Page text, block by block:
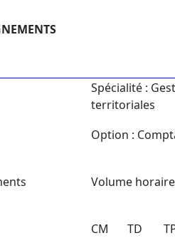
Spécialité :
territoriales
Option :
Volume horaire
CM
TD